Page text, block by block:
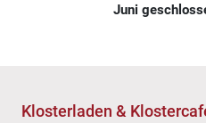
Juni
Klosterladen &